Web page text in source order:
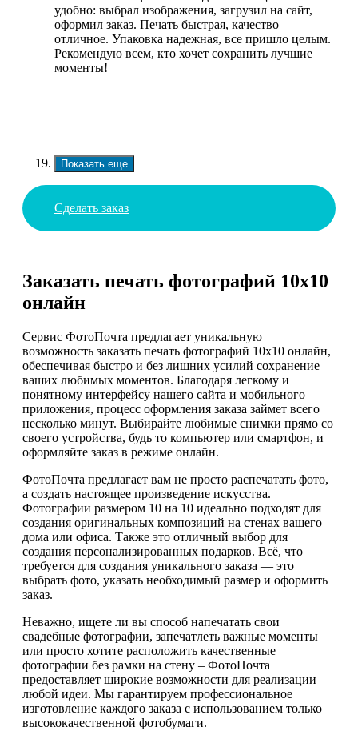
удобно: выбрал изображения, загрузил на сайт,
оформил заказ. Печать быстрая, качество
отличное. Упаковка надежная, все пришло целым.
Рекомендую всем, кто хочет сохранить лучшие
моменты!
Показать еще
Сделать заказ
Заказать печать фотографий 10х10
онлайн
Сервис ФотоПочта предлагает уникальную
возможность заказать печать фотографий 10х10 онлайн,
обеспечивая быстро и без лишних усилий сохранение
ваших любимых моментов. Благодаря легкому и
понятному интерфейсу нашего сайта и мобильного
приложения, процесс оформления заказа займет всего
несколько минут. Выбирайте любимые снимки прямо со
своего устройства, будь то компьютер или смартфон, и
оформляйте заказ в режиме онлайн.
ФотоПочта предлагает вам не просто распечатать фото,
а создать настоящее произведение искусства.
Фотографии размером 10 на 10 идеально подходят для
создания оригинальных композиций на стенах вашего
дома или офиса. Также это отличный выбор для
создания персонализированных подарков. Всё, что
требуется для создания уникального заказа — это
выбрать фото, указать необходимый размер и оформить
заказ.
Неважно, ищете ли вы способ напечатать свои
свадебные фотографии, запечатлеть важные моменты
или просто хотите расположить качественные
фотографии без рамки на стену – ФотоПочта
предоставляет широкие возможности для реализации
любой идеи. Мы гарантируем профессиональное
изготовление каждого заказа с использованием только
высококачественной фотобумаги.